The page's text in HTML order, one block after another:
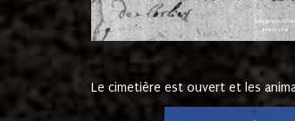
Le cimetière est ouvert et les